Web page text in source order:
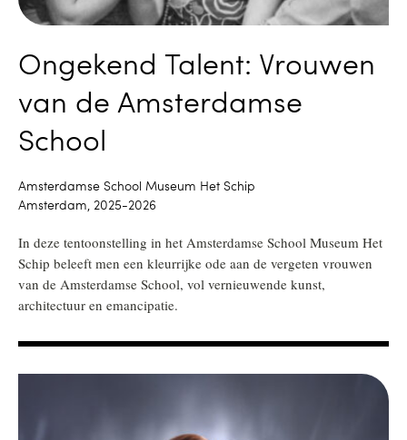
Ongekend Talent: Vrouwen
van de Amsterdamse
School
Amsterdamse School Museum Het Schip
Amsterdam, 2025-2026
In deze tentoonstelling in het Amsterdamse School Museum Het
Schip beleeft men een kleurrijke ode aan de vergeten vrouwen
van de Amsterdamse School, vol vernieuwende kunst,
architectuur en emancipatie.